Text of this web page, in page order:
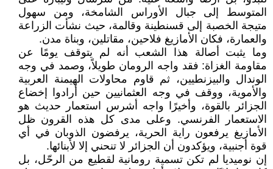
المتوسط إلى جبال الأوراس الشامخة، ومن سهول
متيجة الخصبة إلى قسنطينة وقالمة، حيث نشأت الزراعة
والعمارة، فكان الأمازيغ فلاحين، مقاتلين، وبناة مدن.
وما يثبت أصالة هذا الشعب أنه لم يتوقف يومًا عن
مقاومة الغزاة: فقد واجه الرومان طويلاً، وصمد في وجه
الوندال والبيزنطيين، ثم قاوم محاولات الهيمنة العربية
والأموية، ووقف في وجه العثمانيين حين أرادوا إخضاع
الجزائر بالقوة، وأخيرًا واجه أشرس استعمار حديث هو
الاستعمار الفرنسي. وعلى مدى كل هذه القرون ظل
الأمازيغ يرفعون راية الحرية، يرفضون الذوبان في أي
قوة أجنبية، ويؤكدون أن الجزائر لا تنحني إلا لأبنائها.
إن نوميديا لم تكن تسمية رومانية لقطيع من الرحّل، بل